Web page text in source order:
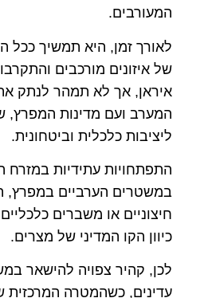
המעורבים.
לאורך זמן, היא תמשיך ככל
של איזונים מורכבים
איראן, אך לא תמהר לנתק
המערב ועם מדינות המפרץ,
ליציבות כלכלית וביטחונית.
התפתחויות עתידיות במזרח
במשטרים הערביים במפרץ,
חיצוניים או משברים
כיוון הקו המדיני של מצרים.
לכן, קהיר צפויה להישאר
עדינים, כשהמטרה המרכזית